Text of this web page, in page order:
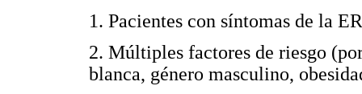
1. Pacientes con síntomas de la
2. Múltiples factores de riesgo
blanca, género masculino,